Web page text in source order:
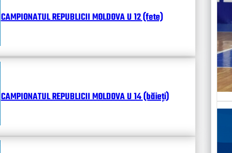
CAMPIONATUL REPUBLICII MOLDOVA U 12 (fete)
CAMPIONATUL REPUBLICII MOLDOVA U 14 (băieți)